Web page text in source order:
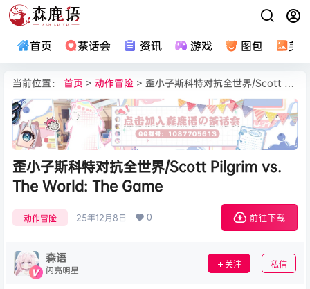
首页 茶话会 资讯 游戏 图包 美
当前位置： 首页 > 动作冒险 > 歪小子斯科特对抗全世界/Scott Pilgrim vs. The World: The Game
歪小子斯科特对抗全世界/Scott Pilgrim vs.
The World: The Game
动作冒险 25年12月8日 0 前往下载
森语
闪亮明星 关注 私信